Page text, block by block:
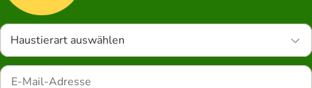
Haustierart auswählen